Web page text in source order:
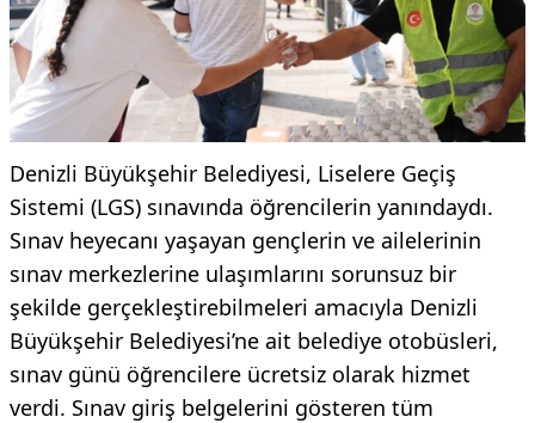
Denizli Büyükşehir Belediyesi, Liselere Geçiş
Sistemi (LGS) sınavında öğrencilerin yanındaydı.
Sınav heyecanı yaşayan gençlerin ve ailelerinin
sınav merkezlerine ulaşımlarını sorunsuz bir
şekilde gerçekleştirebilmeleri amacıyla Denizli
Büyükşehir Belediyesi’ne ait belediye otobüsleri,
sınav günü öğrencilere ücretsiz olarak hizmet
verdi. Sınav giriş belgelerini gösteren tüm